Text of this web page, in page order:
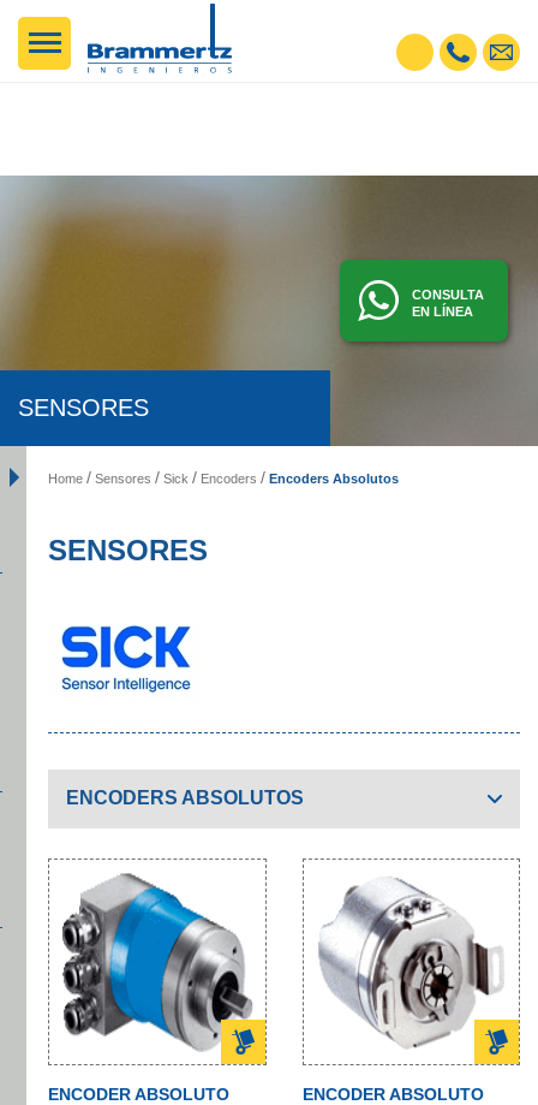
CONSULTA
EN LÍNEA
SENSORES
Home Sensores Sick Encoders Encoders Absolutos
SENSORES
ENCODERS ABSOLUTOS
ENCODER ABSOLUTO
ENCODER ABSOLUTO